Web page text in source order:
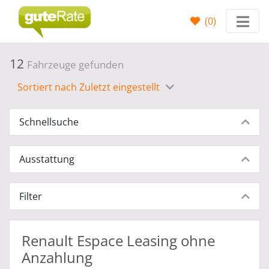
(0)
12 Fahrzeuge gefunden
Sortiert nach Zuletzt eingestellt
Schnellsuche
Ausstattung
Filter
Renault Espace Leasing ohne
Anzahlung